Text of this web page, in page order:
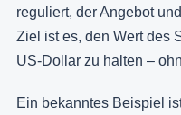
reguliert, der Angebot
Ziel ist es, den Wert des
US-Dollar zu halten –
Ein bekanntes Beispiel